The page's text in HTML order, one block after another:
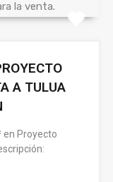
la venta.
A TULUA
en Proyecto